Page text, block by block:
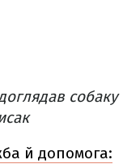
собаку
й допомога: